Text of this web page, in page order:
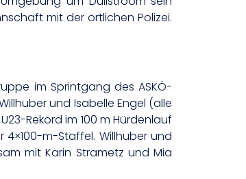
mit der örtlichen Polizei.
im Sprintgang des ASKÖ-
und Isabelle Engel (alle
Rekord im 100 m Hürdenlauf
m-Staffel. Willhuber und
mit Karin Strametz und Mia